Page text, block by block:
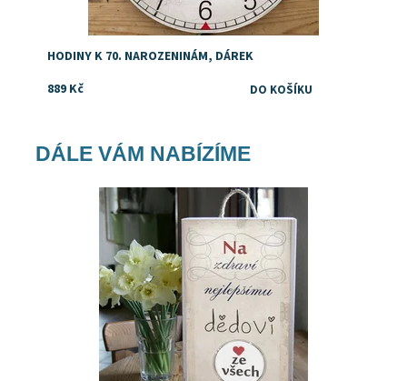
HODINY K 70. NAROZENINÁM, DÁREK
889 Kč
DÁLE VÁM NABÍZÍME
Dostupnost: Skladem